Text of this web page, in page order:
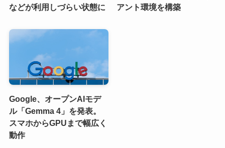
などが利用しづらい状態に
アント環境を構築
Google、オープンAIモデ
ル「Gemma 4」を発表。
スマホからGPUまで幅広く
動作